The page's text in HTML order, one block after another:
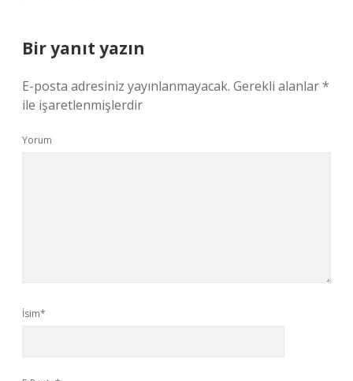
Bir yanıt yazın
E-posta adresiniz yayınlanmayacak. Gerekli alanlar*
ile işaretlenmişlerdir
Yorum
İsim*